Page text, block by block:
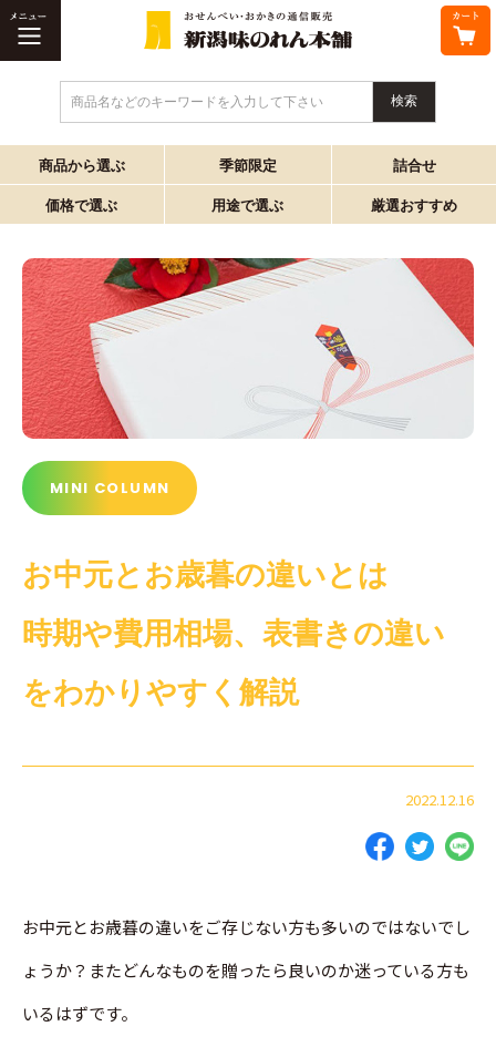
商品名などのキーワードを入力して下さい
商品から選ぶ 季節限定 詰合せ
価格で選ぶ 用途で選ぶ 厳選おすすめ
MINI COLUMN
お中元とお歳暮の違いとは
時期や費用相場、表書きの違い
をわかりやすく解説
2022.12.16
お中元とお歳暮の違いをご存じない方も多いのではないでし
ょうか？またどんなものを贈ったら良いのか迷っている方も
いるはずです。